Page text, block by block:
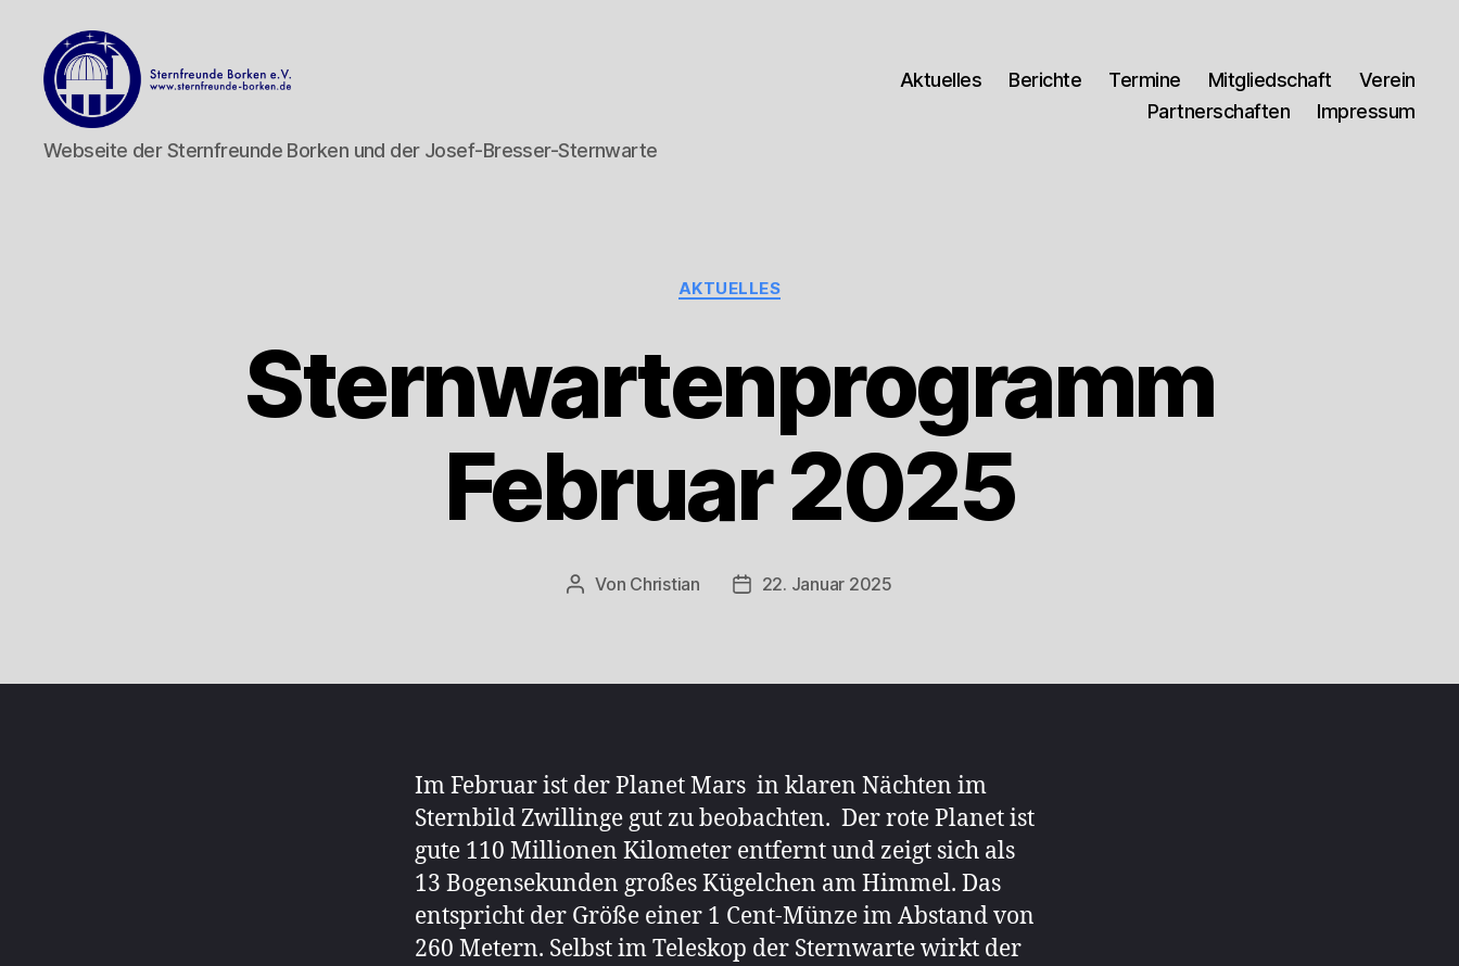
Sternfreunde
Borken
Webseite der Sternfreunde Borken und der Josef-Bresser-Sternwarte
Aktuelles Berichte Termine Mitgliedschaft
Verein
Partnerschaften
Impressum
Kategorien
AKTUELLES
Sternwartenprogramm
Februar 2025
Beitragsautor
Von Christian Beitragsdatum
22. Januar 2025
Im Februar ist der Planet Mars in klaren Nächten im
Sternbild Zwillinge gut zu beobachten. Der rote Planet ist
gute 110 Millionen Kilometer entfernt und zeigt sich als
13 Bogensekunden großes Kügelchen am Himmel. Das
entspricht der Größe einer 1 Cent-Münze im Abstand von
260 Metern. Selbst im Teleskop der Sternwarte wirkt der